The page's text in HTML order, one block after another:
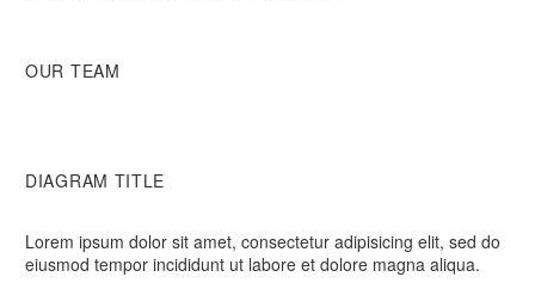
OUR TEAM
DIAGRAM TITLE
Lorem ipsum dolor sit amet, consectetur adipisicing elit, sed do
eiusmod tempor incididunt ut labore et dolore magna aliqua.